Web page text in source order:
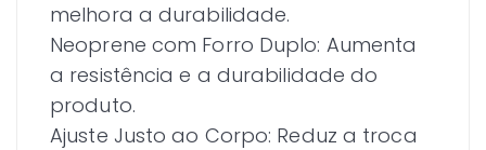
melhora a durabilidade.
Neoprene com Forro Duplo: Aumenta
a resistência e a durabilidade do
produto.
Ajuste Justo ao Corpo: Reduz a troca